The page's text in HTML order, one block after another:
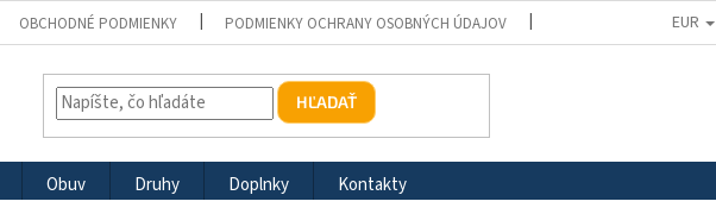
OBCHODNÉ PODMIENKY PODMIENKY OCHRANY OSOBNÝCH ÚDAJOV ODSTÚPENIE OD ZMLUVY
EUR
HĽADAŤ
Obuv Druhy Doplnky
Kontakty